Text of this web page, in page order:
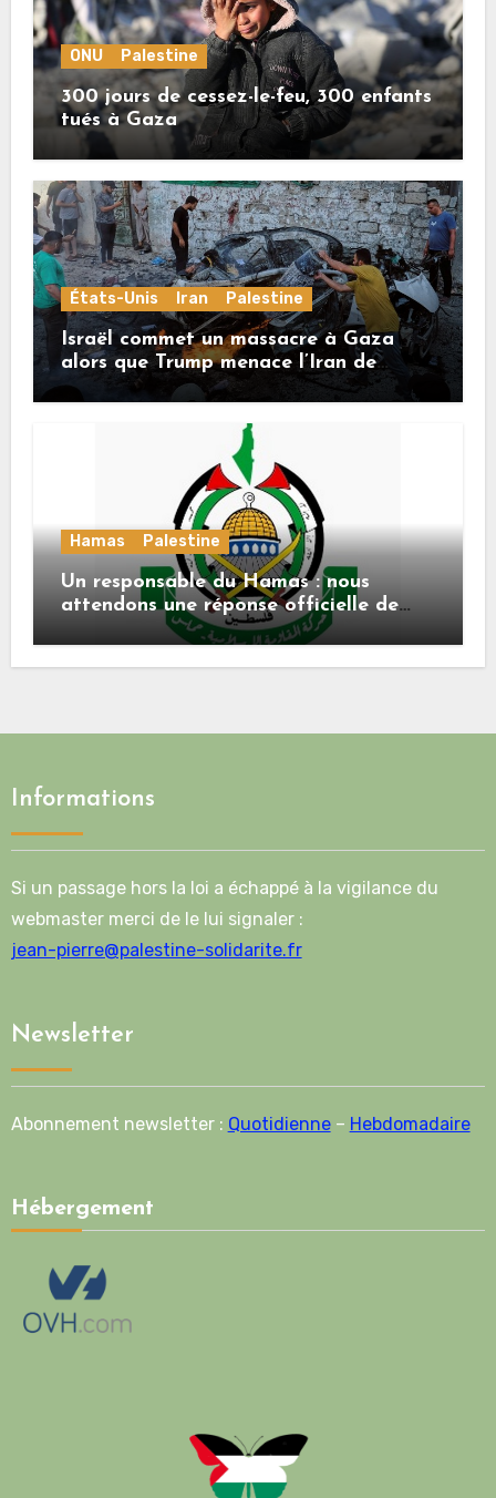
ONU Palestine
300 jours de cessez-le-feu, 300 enfants
tués à Gaza
États-Unis Iran Palestine
Israël commet un massacre à Gaza
alors que Trump menace l’Iran de
«décapitation»
Hamas Palestine
Un responsable du Hamas : nous
attendons une réponse officielle de
Mladenov concernant la feuille de
Informations
Si un passage hors la loi a échappé à la vigilance du
webmaster merci de le lui signaler :
jean-pierre@palestine-solidarite.fr
Newsletter
Abonnement newsletter : Quotidienne– Hebdomadaire
Hébergement